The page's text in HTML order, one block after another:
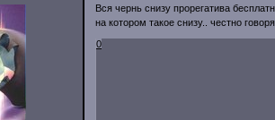
Вся чернь снизу прорегатива
на котором такое снизу.. честно
0